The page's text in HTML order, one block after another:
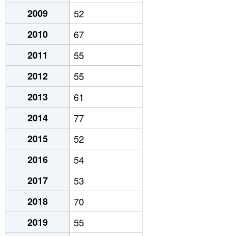
2009
52
2010
67
2011
55
2012
55
2013
61
2014
77
2015
52
2016
54
2017
53
2018
70
2019
55